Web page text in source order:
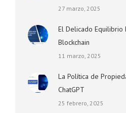
27 marzo, 2025
El Delicado Equilibrio
Blockchain
11 marzo, 2025
La Política de
ChatGPT
25 febrero, 2025